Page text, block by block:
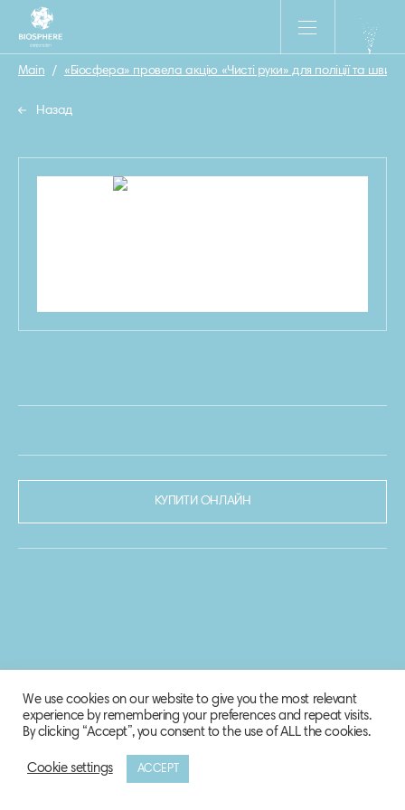
Main / «Біосфера» провела акцію «Чисті руки» для поліції та
Назад
КУПИТИ ОНЛАЙН
© 2020-2021 Biosphere Corporation.
We use cookies on our website to give you the most relevant
experience by remembering your preferences and repeat visits.
By clicking “Accept”, you consent to the use of ALL the cookies.
Cookie settings ACCEPT